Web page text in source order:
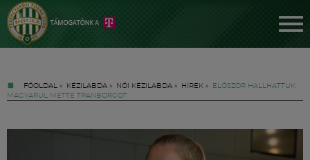
FŐOLDAL » KÉZILABDA » NŐI KÉZILABDA » HÍREK »
ELŐSZÖR HALLHATTUK
MAGYARUL METTE TRANBORGOT